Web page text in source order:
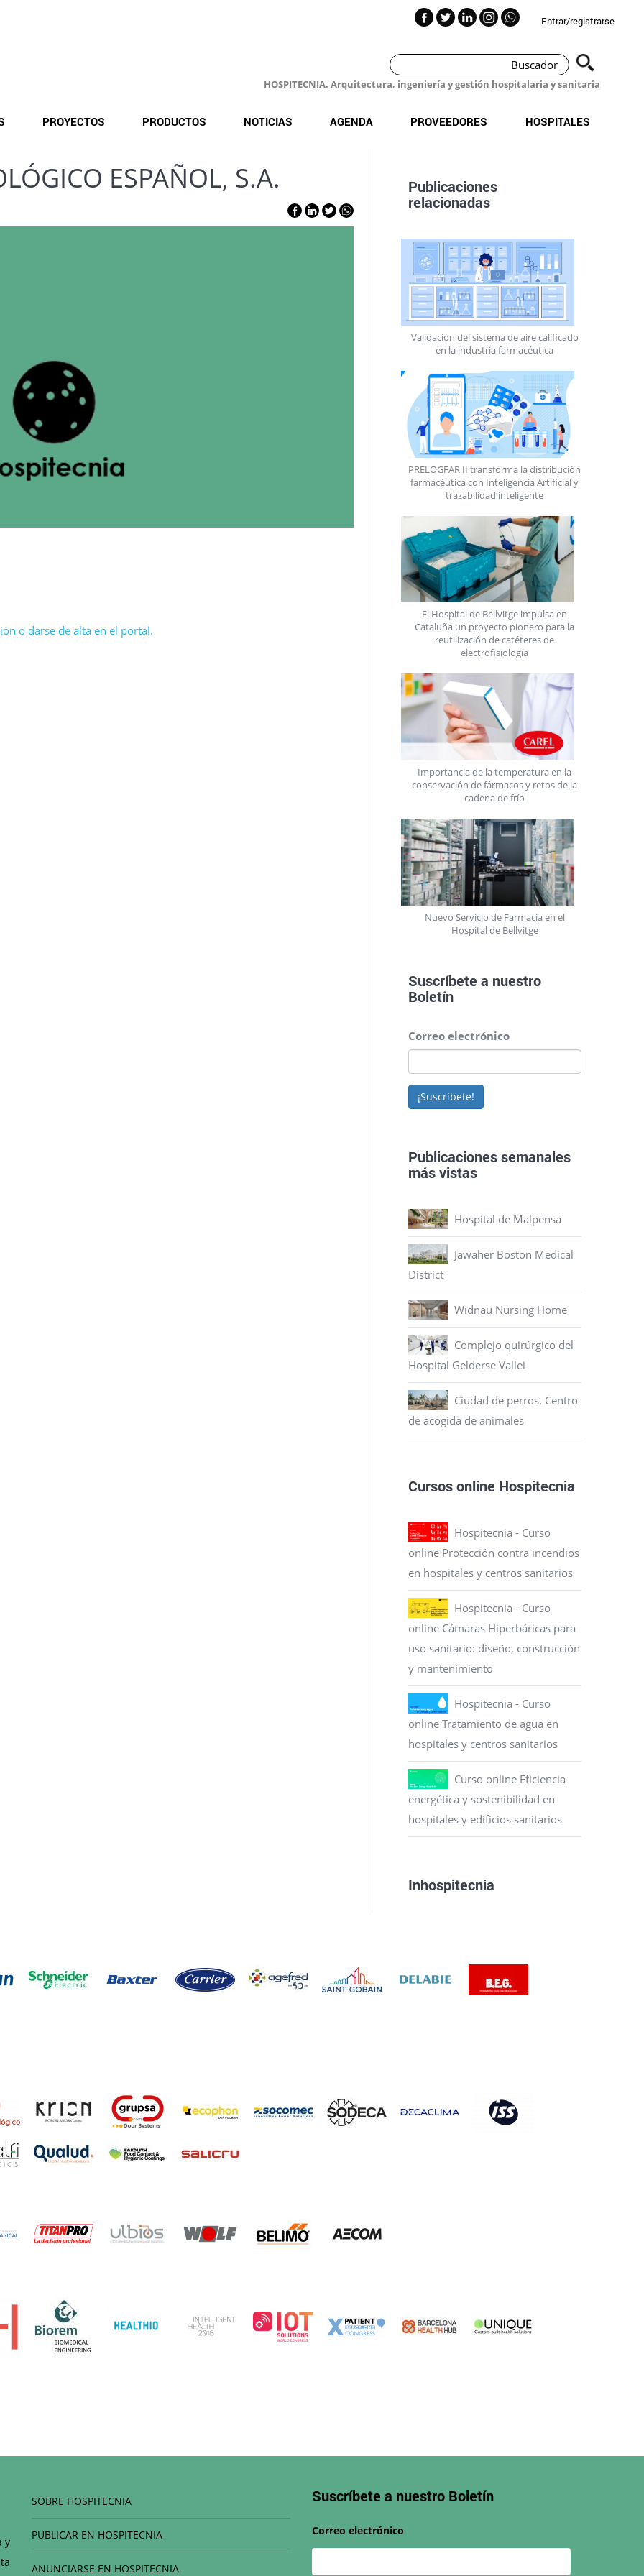
Entrar/registrarse
HOSPITECNIA. Arquitectura, ingeniería y gestión hospitalaria y sanitaria
PROYECTOS PRODUCTOS NOTICIAS AGENDA PROVEEDORES HOSPITALES
ESPAÑOL, S.A.
o darse de alta en el portal.
Publicaciones
relacionadas
Validación del sistema de aire calificado
en la industria farmacéutica
PRELOGFAR II transforma la distribución
farmacéutica con Inteligencia Artificial y
trazabilidad inteligente
El Hospital de Bellvitge impulsa en
Cataluña un proyecto pionero para la
reutilización de catéteres de
electrofisiología
Importancia de la temperatura en la
conservación de fármacos y retos de la
cadena de frío
Nuevo Servicio de Farmacia en el
Hospital de Bellvitge
Suscríbete a nuestro
Boletín
Correo electrónico
¡Suscríbete!
Publicaciones semanales
más vistas
Hospital de Malpensa
Jawaher Boston Medical
District
Widnau Nursing Home
Complejo quirúrgico del
Hospital Gelderse Vallei
Ciudad de perros. Centro
de acogida de animales
Cursos online Hospitecnia
Hospitecnia - Curso
online Protección contra incendios
en hospitales y centros sanitarios
Hospitecnia - Curso
online Cámaras Hiperbáricas para
uso sanitario: diseño, construcción
y mantenimiento
Hospitecnia - Curso
online Tratamiento de agua en
hospitales y centros sanitarios
Curso online Eficiencia
energética y sostenibilidad en
hospitales y edificios sanitarios
Inhospitecnia
y
SOBRE HOSPITECNIA
PUBLICAR EN HOSPITECNIA
ANUNCIARSE EN HOSPITECNIA
Suscríbete a nuestro Boletín
Correo electrónico